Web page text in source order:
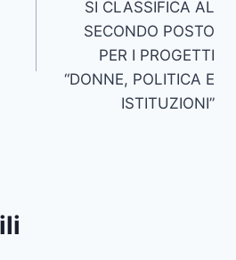
SI CLASSIFICA AL
SECONDO POSTO
PER I PROGETTI
“DONNE, POLITICA E
ISTITUZIONI”